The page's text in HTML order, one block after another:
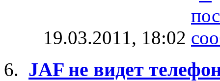
19.03.2011, 18:02
JAF не видет